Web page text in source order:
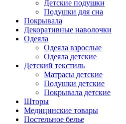
Детские подушки
Подушки для сна
Покрывала
Декоративные наволочки
Одеяла
Одеяла взрослые
Одеяла детские
Детский текстиль
Матрасы детские
Подушки детские
Покрывала детские
Шторы
Медицинские товары
Постельное белье